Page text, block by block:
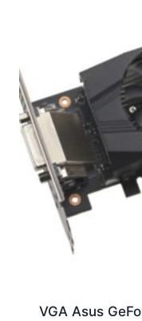
VGA Asus